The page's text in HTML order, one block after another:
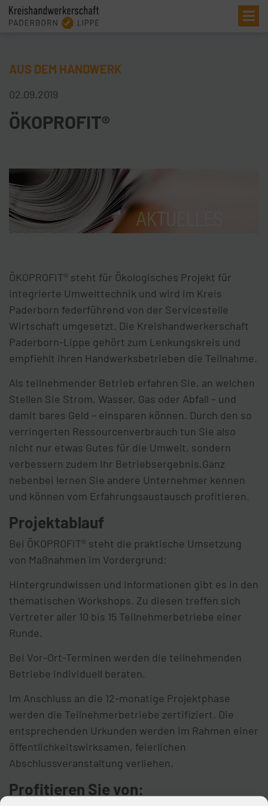
AUS DEM HANDWERK
02.09.2019
ÖKOPROFIT®
ÖKOPROFIT® steht für Ökologisches Projekt für
integrierte Umwelttechnik und wird im Kreis
Paderborn federführend von der Servicestelle
Wirtschaft umgesetzt. Die Kreishandwerkerschaft
Paderborn-Lippe gehört zum Lenkungskreis und
empfiehlt ihren Handwerksbetrieben die Teilnahme.
Als teilnehmender Betrieb erfahren Sie, an welchen
Stellen Sie Strom, Wasser, Gas oder Abfall – und
damit bares Geld – einsparen können. Durch den so
verringerten Ressourcenverbrauch tun Sie also
nicht nur etwas Gutes für die Umwelt, sondern
verbessern zudem Ihr Betriebsergebnis.Ganz
nebenbei lernen Sie andere Unternehmer kennen
und können vom Erfahrungsaustausch profitieren.
Projektablauf
Bei ÖKOPROFIT® steht die praktische Umsetzung
von Maßnahmen im Vordergrund:
Hintergrundwissen und Informationen gibt es in den
thematischen Workshops. Zu diesen treffen sich
Vertreter aller 10 bis 15 Teilnehmerbetriebe einer
Runde.
Bei Vor-Ort-Terminen werden die teilnehmenden
Betriebe individuell beraten.
Im Anschluss an die 12-monatige Projektphase
werden die Teilnehmerbetriebe zertifiziert. Die
entsprechenden Urkunden werden im Rahmen einer
öffentlichkeitswirksamen, feierlichen
Abschlussveranstaltung verliehen.
Profitieren Sie von: